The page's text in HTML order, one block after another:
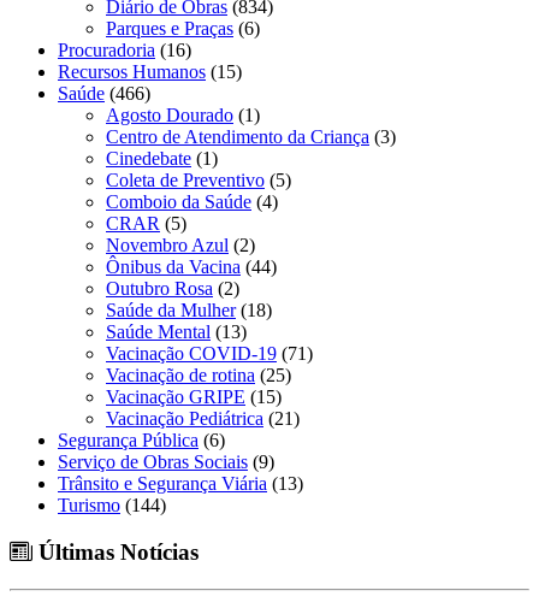
Diário de Obras (834)
Parques e Praças (6)
Procuradoria (16)
Recursos Humanos (15)
Saúde (466)
Agosto Dourado (1)
Centro de Atendimento da Criança (3)
Cinedebate (1)
Coleta de Preventivo (5)
Comboio da Saúde (4)
CRAR (5)
Novembro Azul (2)
Ônibus da Vacina (44)
Outubro Rosa (2)
Saúde da Mulher(18)
Saúde Mental (13)
Vacinação COVID-19 (71)
Vacinação de rotina (25)
Vacinação GRIPE (15)
Vacinação Pediátrica (21)
Segurança Pública (6)
Serviço de Obras Sociais (9)
Trânsito e Segurança Viária (13)
Turismo (144)
Últimas Notícias